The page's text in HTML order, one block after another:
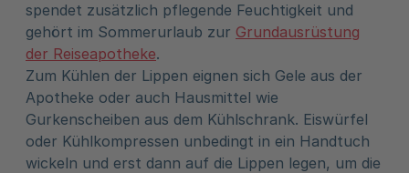
spendet zusätzlich pflegende Feuchtigkeit und
gehört im Sommerurlaub zur Grundausrüstung
der Reiseapotheke.
Zum Kühlen der Lippen eignen sich Gele aus der
Apotheke oder auch Hausmittel wie
Gurkenscheiben aus dem Kühlschrank. Eiswürfel
oder Kühlkompressen unbedingt in ein Handtuch
wickeln und erst dann auf die Lippen legen, um die